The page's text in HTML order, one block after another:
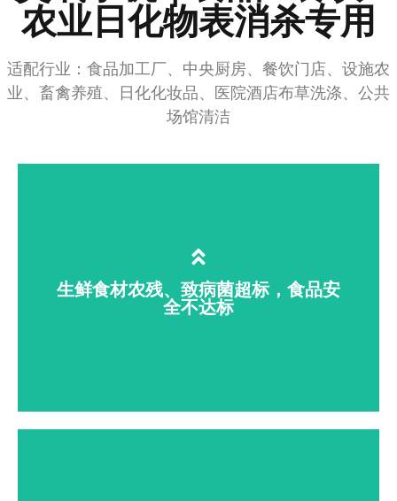
学校酒店游泳馆空气水体消毒，消除
霉味烟味，规避交叉感染
农业日化物表消杀专用
适配行业：食品加工厂、中央厨房、餐饮门店、设施农
业、畜禽养殖、日化化妆品、医院酒店布草洗涤、公共
场馆清洁
生鲜食材农残、致病菌超标，食品安
全不达标